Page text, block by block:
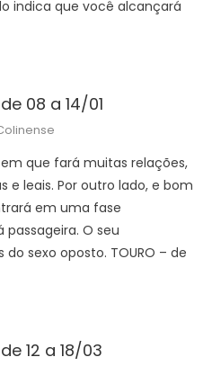
indica que você alcançará
08 a 14/01
em que fará muitas relações,
e leais. Por outro lado, e bom
em uma fase
O seu
sexo oposto. TOURO – de
12 a 18/03